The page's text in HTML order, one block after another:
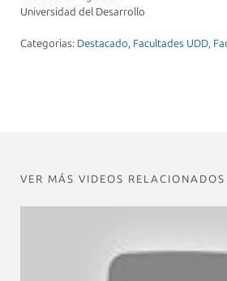
Universidad del Desarrollo
Categorias: Destacado, Facultades UDD,
VER MÁS VIDEOS RELACIONADOS